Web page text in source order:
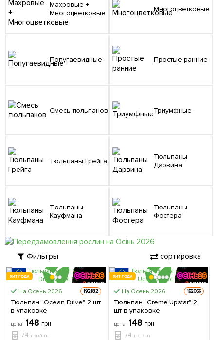
Махровые +
Многоцветковые
Многоцветковые
Попугаевидные Простые ранние
Смесь тюльпанов Триумфные
Тюльпаны Грейга
Тюльпаны
Дарвина
Тюльпаны
Кауфмана
Тюльпаны
Фостера
Фильтры сортировка
ХИТ ГОДА
На Осень-2026 192182
Тюльпан "Ocean Drive" 2 шт
в упаковке
цена 148 грн
74 грн/шт
ХИТ ГОДА
На Осень-2026 192066
Тюльпан "Creme Upstar" 2
шт в упаковке
цена 148 грн
74 грн/шт